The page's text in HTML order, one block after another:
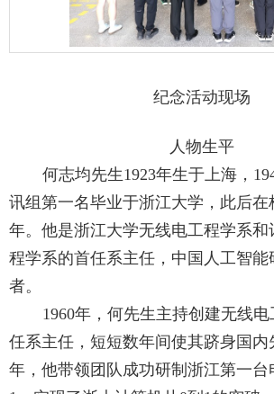
纪念活动现场
人物生平
何志均先生1923年生于上海，
讯组第一名毕业于浙江大学，此后在
年。他是浙江大学无线电工程学系和
程学系的首任系主任，中国人工智能
者。
1960年，何先生主持创建无线
任系主任，短短数年间使其跻身国内
年，他带领团队成功研制浙江第一台